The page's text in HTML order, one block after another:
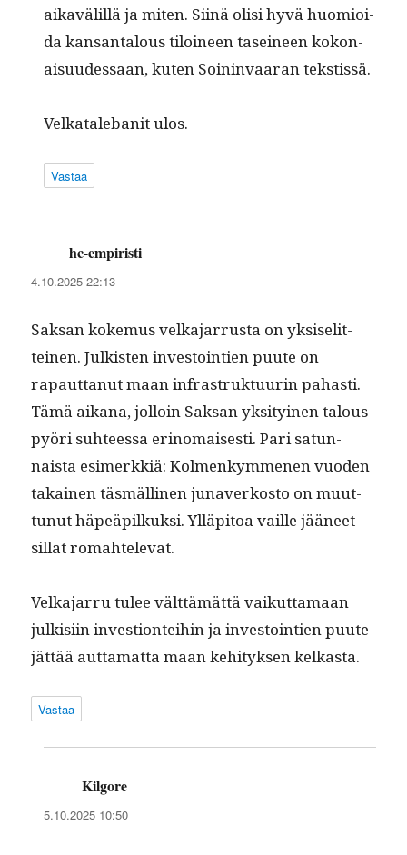
aikavälil­lä ja miten. Siinä olisi hyvä huomioi­
da kansan­talous tiloi­neen tasei­neen kokon­
aisu­udessaan, kuten Soin­in­vaaran tekstissä.
Velkatale­ban­it ulos.
Vastaa
hc-empiristi
4.10.2025 22:13
Sak­san koke­mus velka­jar­rus­ta on yksiselit­
teinen. Julk­isten investoin­tien puute on
rapaut­tanut maan infra­struk­tu­urin pahasti.
Tämä aikana, jol­loin Sak­san yksi­tyi­nen talous
pyöri suh­teessa eri­no­mais­es­ti. Pari sat­un­
naista esimerkkiä: Kol­menkymme­nen vuo­den
takainen täs­mälli­nen junaverkos­to on muut­
tunut häpeäpilkuk­si. Ylläpi­toa vaille jääneet
sil­lat romahtelevat.
Velka­jar­ru tulee vält­tämät­tä vaikut­ta­maan
julk­isi­in inves­tion­tei­hin ja investoin­tien puute
jät­tää aut­ta­mat­ta maan kehi­tyk­sen kelkasta.
Vastaa
Kilgore
5.10.2025 10:50